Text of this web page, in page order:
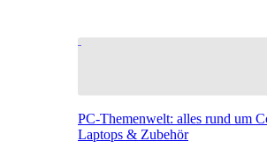
PC-Themenwelt: alles rund um
Laptops & Zubehör